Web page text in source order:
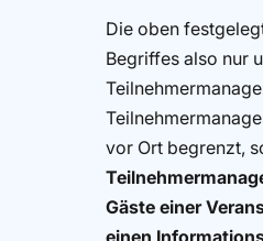
Die oben
Begriffes also nur
vor Ort begrenzt,
Gäste einer
einen